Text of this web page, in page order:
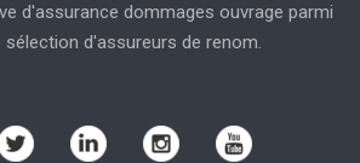
d'assurance dommages ouvrage parmi
d'assureurs de renom.